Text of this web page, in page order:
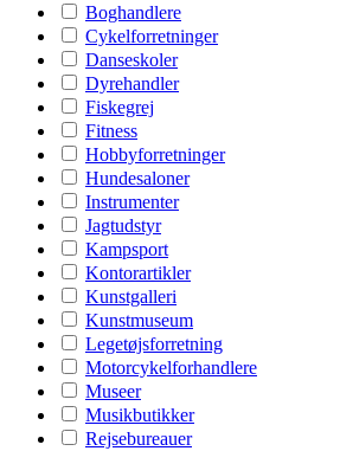
Boghandlere
Cykelforretninger
Danseskoler
Dyrehandler
Fiskegrej
Fitness
Hobbyforretninger
Hundesaloner
Instrumenter
Jagtudstyr
Kampsport
Kontorartikler
Kunstgalleri
Kunstmuseum
Legetøjsforretning
Motorcykelforhandlere
Museer
Musikbutikker
Rejsebureauer